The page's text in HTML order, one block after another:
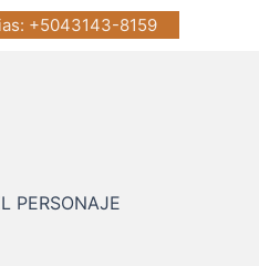
: +5043143-8159
PERSONAJE